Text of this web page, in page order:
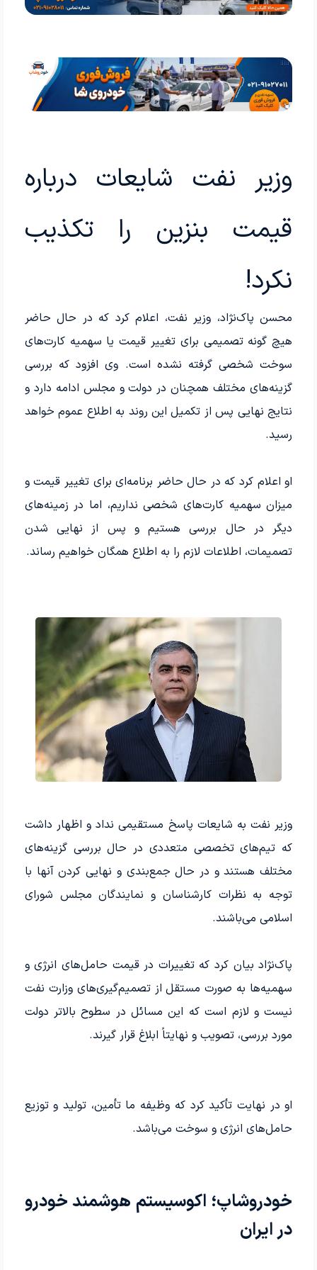
وزیر نفت شایعات درباره
قیمت بنزین را تکذیب
نکرد!
محسن پاک‌نژاد، وزیر نفت، اعلام کرد که در حال حاضر
هیچ گونه تصمیمی برای تغییر قیمت یا سهمیه کارت‌های
سوخت شخصی گرفته نشده است. وی افزود که بررسی
گزینه‌های مختلف همچنان در دولت و مجلس ادامه دارد و
نتایج نهایی پس از تکمیل این روند به اطلاع عموم خواهد
رسید.
او اعلام کرد که در حال حاضر برنامه‌ای برای تغییر قیمت و
میزان سهمیه کارت‌های شخصی نداریم، اما در زمینه‌های
دیگر در حال بررسی هستیم و پس از نهایی شدن
تصمیمات، اطلاعات لازم را به اطلاع همگان خواهیم رساند.
وزیر نفت به شایعات پاسخ مستقیمی نداد و اظهار داشت
که تیم‌های تخصصی متعددی در حال بررسی گزینه‌های
مختلف هستند و در حال جمع‌بندی و نهایی کردن آنها با
توجه به نظرات کارشناسان و نمایندگان مجلس شورای
اسلامی می‌باشند.
پاک‌نژاد بیان کرد که تغییرات در قیمت حامل‌های انرژی و
سهمیه‌ها به صورت مستقل از تصمیم‌گیری‌های وزارت نفت
نیست و لازم است که این مسائل در سطوح بالاتر دولت
مورد بررسی، تصویب و نهایتاً ابلاغ قرار گیرند.
او در نهایت تأکید کرد که وظیفه ما تأمین، تولید و توزیع
حامل‌های انرژی و سوخت می‌باشد.
خودروشاپ؛ اکوسیستم هوشمند خودرو
در ایران